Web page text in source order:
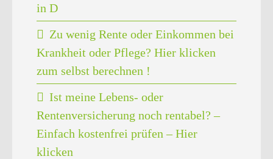
in D
Zu wenig Rente oder Einkommen bei
Krankheit oder Pflege? Hier klicken
zum selbst berechnen !
Ist meine Lebens- oder
Rentenversicherung noch rentabel? –
Einfach kostenfrei prüfen – Hier
klicken